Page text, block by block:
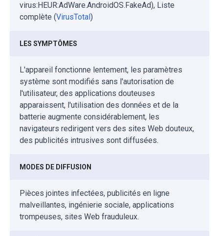
virus:HEUR:AdWare.AndroidOS.FakeAd), Liste
complète (VirusTotal)
LES SYMPTÔMES
L'appareil fonctionne lentement, les paramètres
système sont modifiés sans l'autorisation de
l'utilisateur, des applications douteuses
apparaissent, l'utilisation des données et de la
batterie augmente considérablement, les
navigateurs redirigent vers des sites Web douteux,
des publicités intrusives sont diffusées.
MODES DE DIFFUSION
Pièces jointes infectées, publicités en ligne
malveillantes, ingénierie sociale, applications
trompeuses, sites Web frauduleux.